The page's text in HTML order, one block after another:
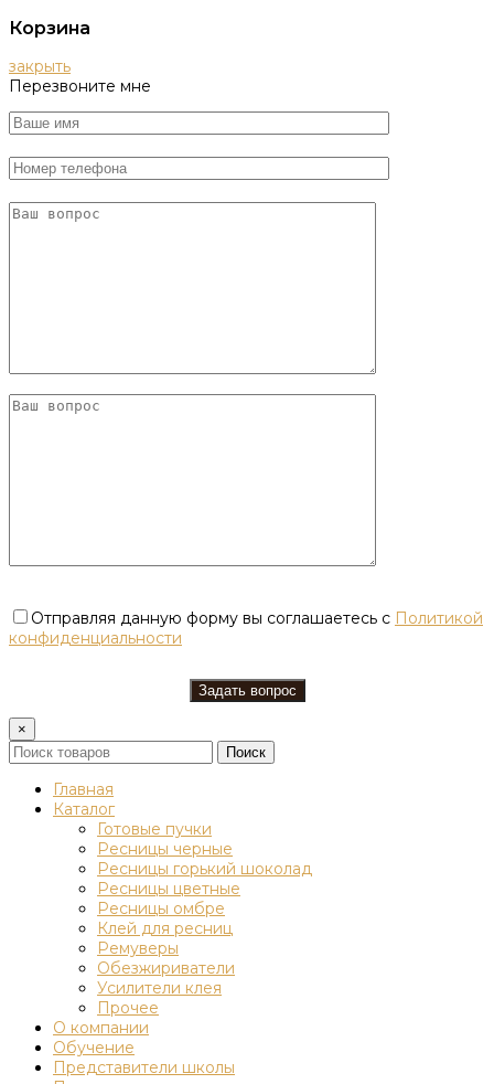
Корзина
закрыть
Перезвоните мне
Отправляя данную форму вы соглашаетесь с Политикой
конфиденциальности
×
Поиск
Главная
Каталог
Готовые пучки
Ресницы черные
Ресницы горький шоколад
Ресницы цветные
Ресницы омбре
Клей для ресниц
Ремуверы
Обезжириватели
Усилители клея
Прочее
О компании
Обучение
Представители школы